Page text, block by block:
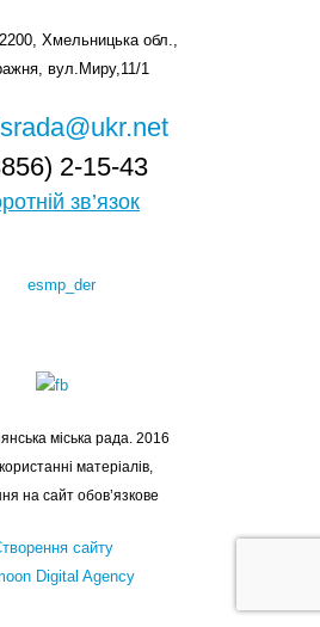
Хмельницька обл.,
вул.Миру,11/1
2-15-43
зв’язок
міська рада. 2016
матеріалів,
на сайт обов’язкове
сайту
Digital Agency